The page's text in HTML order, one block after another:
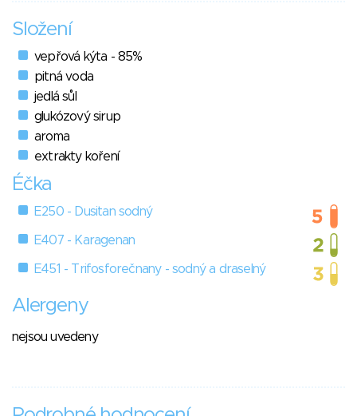
Složení
vepřová kýta - 85%
pitná voda
jedlá sůl
glukózový sirup
aroma
extrakty koření
Éčka
E250 - Dusitan sodný
E407 - Karagenan
E451 - Trifosforečnany - sodný a draselný
Alergeny
nejsou uvedeny